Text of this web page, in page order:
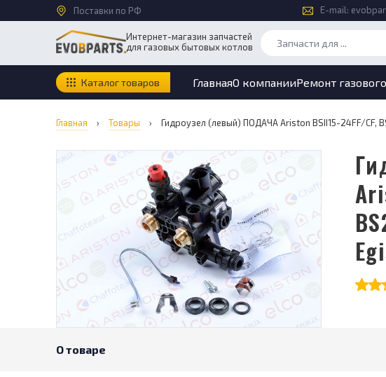
Поставки по РФ E-mail:
Интернет-магазин запчастей
для газовых бытовых котлов
Каталог товаров ГлавнаяО компанииРемонт
Главная › Товары › Гидроузел (левый) ПОДАЧА Ariston BSII15-24FF/CF,
Гидроузел (левый) ПОДАЧА
О товаре